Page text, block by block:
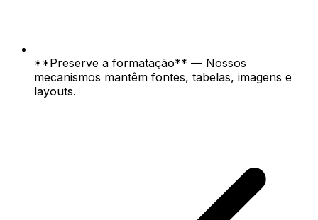
**Preserve a formatação** — Nossos
mecanismos mantêm fontes, tabelas, imagens e
layouts.